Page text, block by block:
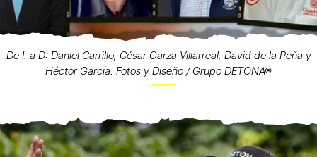
De I. a D: Daniel Carrillo, César Garza Villarreal, David de la Peña y
Héctor García. Fotos y Diseño / Grupo DETONA®